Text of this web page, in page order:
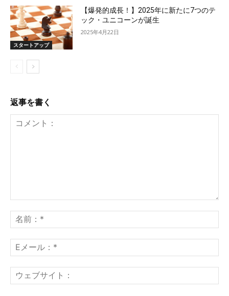
スタートアップ
【爆発的成長！】2025年に新たに7つのテ
ック・ユニコーンが誕生
2025年4月22日
返事を書く
ン
ト：
前
*
メ
ー
*ェ